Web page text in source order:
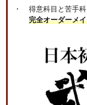
得意科目と苦手
完全オーダーメ